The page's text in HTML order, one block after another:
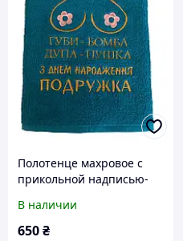
Полотенце махровое с
прикольной надписью-
рождения подружка",,
цвет- Бирюза 70х140 см
В наличии
650₴